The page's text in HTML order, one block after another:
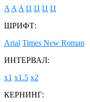
A A A Ц Ц Ц Ц
ШРИФТ:
Arial Times New Roman
ИНТЕРВАЛ:
х1 х1.5 х2
КЕРНИНГ: